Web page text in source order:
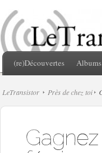
(re)Découvertes Albums
LeTransistor Près de chez toi